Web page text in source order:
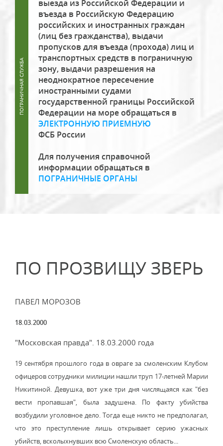
выезда из Российской Федерации и
въезда в Российскую Федерацию
российских и иностранных граждан
(лиц без гражданства), выдачи
пропусков для въезда (прохода) лиц и
транспортных средств в пограничную
зону, выдачи разрешения на
неоднократное пересечение
иностранными судами
государственной границы Российской
Федерации на море обращаться в
ЭЛЕКТРОННУЮ ПРИЕМНУЮ
ФСБ России
Для получения справочной
информации обращаться в
ПОГРАНИЧНЫЕ ОРГАНЫ
ПО ПРОЗВИЩУ ЗВЕРЬ
ПАВЕЛ МОРОЗОВ
18.03.2000
"Московская правда". 18.03.2000 года
19 сентября прошлого года в овраге за смоленским Клубом
офицеров сотрудники милиции нашли труп 17-летней Марии
Никитиной. Девушка, вот уже три дня числящаяся как "без
вести пропавшая", была задушена. По факту убийства
возбудили уголовное дело. Тогда еще никто не предполагал,
что это преступление лишь открывает серию ужасных
убийств, всколыхнувших всю Смоленскую область...